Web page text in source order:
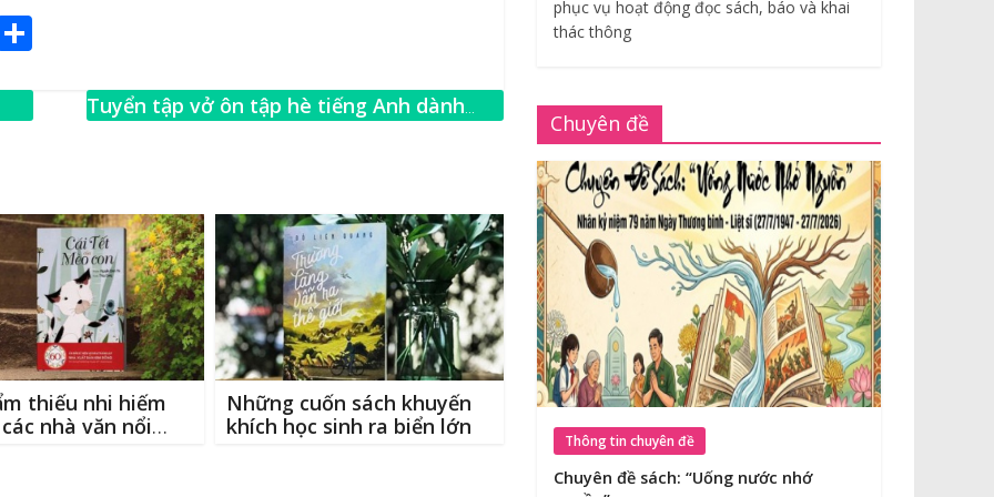
ar
Tuyển tập vở ôn tập hè tiếng Anh dành
thiếu nhi hiếm
nhà văn nổi
Những cuốn sách khuyến
khích học sinh ra biển lớn
phục vụ hoạt động đọc sách, báo và khai
thác thông
Chuyên đề
Thông tin chuyên đề
Chuyên đề sách: “Uống nước nhớ